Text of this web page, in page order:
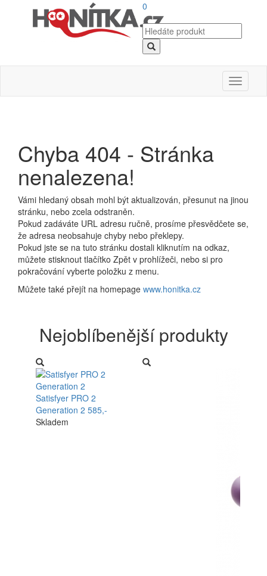
0
Toggle
Chyba 404 - Stránka
nenalezena!
Vámi hledaný obsah mohl být aktualizován, přesunut na jinou
stránku, nebo zcela odstraněn.
Pokud zadáváte URL adresu ručně, prosíme přesvědčete se,
že adresa neobsahuje chyby nebo překlepy.
Pokud jste se na tuto stránku dostali kliknutím na odkaz,
můžete stisknout tlačítko Zpět v prohlížeči, nebo si pro
pokračování vyberte položku z menu.
Můžete také přejít na homepage www.honitka.cz
Nejoblíbenější produkty
Satisfyer PRO 2
Generation 2 585,-
Skladem